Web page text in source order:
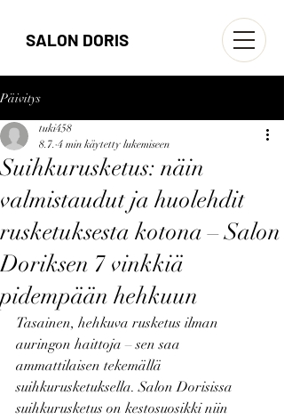
SALON DORIS
Päivitys
Suihkurusketus: näin
valmistaudut ja huolehdit
rusketuksesta kotona – Salon
Doriksen 7 vinkkiä
pidempään hehkuun
tuki458
8.7. 4 min käytetty lukemiseen
Tasainen, hehkuva rusketus ilman
auringon haittoja – sen saa
ammattilaisen tekemällä
suihkurusketuksella. Salon Dorisissa
suihkurusketus on kestosuosikki niin